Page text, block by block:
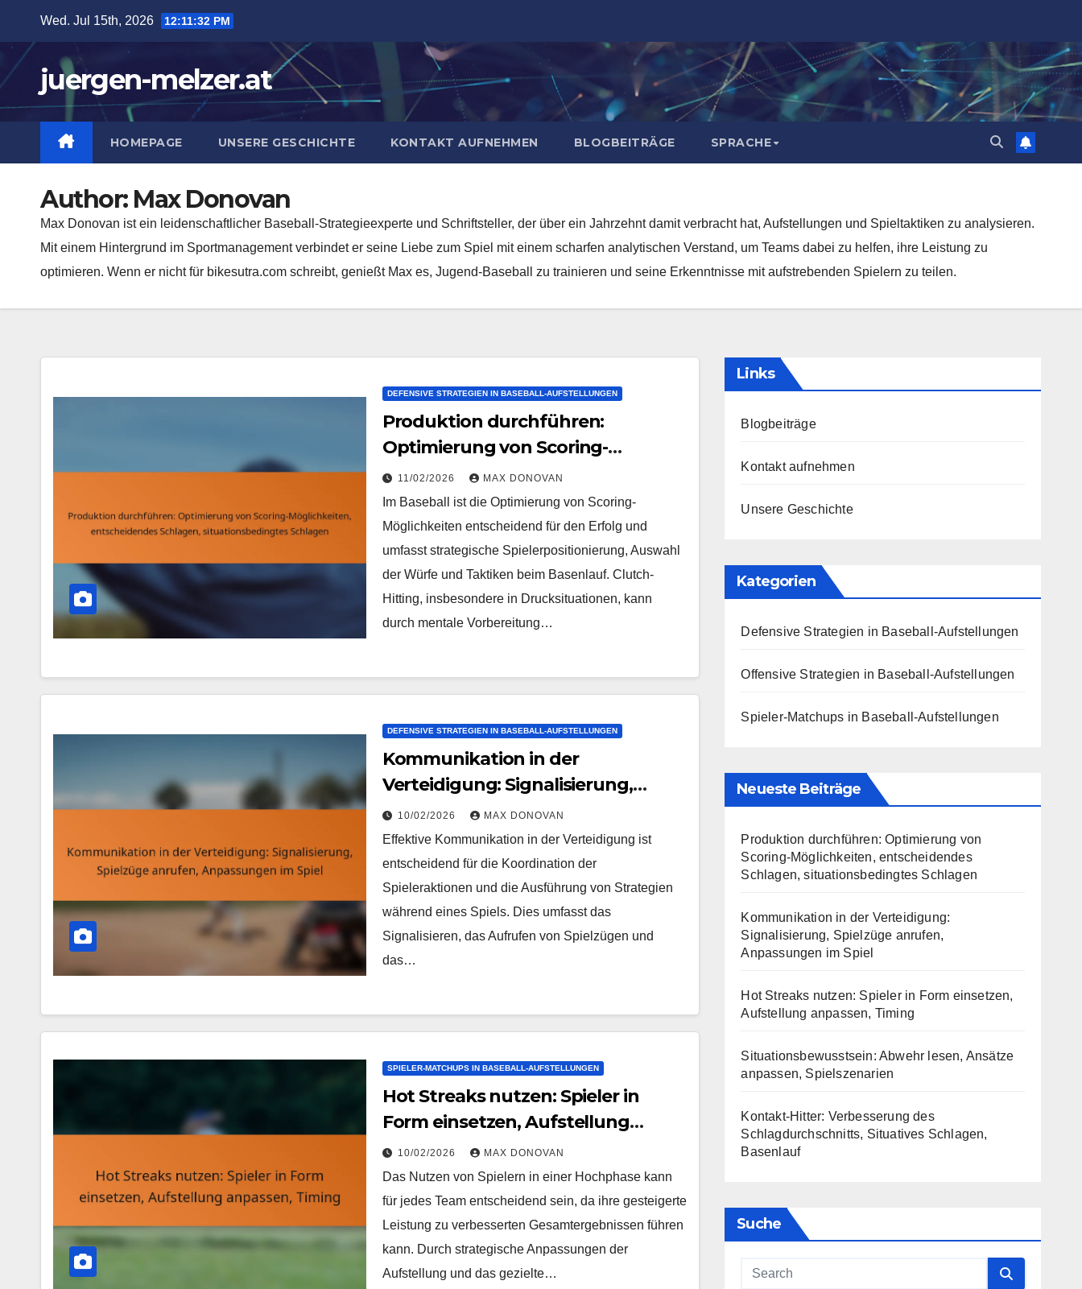
content
Wed. Jul 15th, 2026 12:11:33 PM
juergen-melzer.at
HOMEPAGE UNSERE GESCHICHTE KONTAKT AUFNEHMEN BLOGBEITRÄGE SPRACHE
Author: Max Donovan
Max Donovan ist ein leidenschaftlicher Baseball-Strategieexperte und Schriftsteller, der über ein Jahrzehnt damit verbracht hat, Aufstellungen und Spieltaktiken zu analysieren.
Mit einem Hintergrund im Sportmanagement verbindet er seine Liebe zum Spiel mit einem scharfen analytischen Verstand, um Teams dabei zu helfen, ihre Leistung zu
optimieren. Wenn er nicht für bikesutra.com schreibt, genießt Max es, Jugend-Baseball zu trainieren und seine Erkenntnisse mit aufstrebenden Spielern zu teilen.
DEFENSIVE STRATEGIEN IN BASEBALL-AUFSTELLUNGEN
Produktion durchführen:
Optimierung von Scoring-
Möglichkeiten, entscheidendes
Schlagen, situationsbedingtes
Schlagen
11/02/2026 MAX DONOVAN
Im Baseball ist die Optimierung von Scoring-
Möglichkeiten entscheidend für den Erfolg und
umfasst strategische Spielerpositionierung, Auswahl
der Würfe und Taktiken beim Basenlauf. Clutch-
Hitting, insbesondere in Drucksituationen, kann
durch mentale Vorbereitung…
DEFENSIVE STRATEGIEN IN BASEBALL-AUFSTELLUNGEN
Kommunikation in der
Verteidigung: Signalisierung,
Spielzüge anrufen, Anpassungen
im Spiel
10/02/2026 MAX DONOVAN
Effektive Kommunikation in der Verteidigung ist
entscheidend für die Koordination der
Spieleraktionen und die Ausführung von Strategien
während eines Spiels. Dies umfasst das
Signalisieren, das Aufrufen von Spielzügen und
das…
SPIELER-MATCHUPS IN BASEBALL-AUFSTELLUNGEN
Hot Streaks nutzen: Spieler in
Form einsetzen, Aufstellung
anpassen, Timing
10/02/2026 MAX DONOVAN
Das Nutzen von Spielern in einer Hochphase kann
für jedes Team entscheidend sein, da ihre gesteigerte
Leistung zu verbesserten Gesamtergebnissen führen
kann. Durch strategische Anpassungen der
Aufstellung und das gezielte…
Links
Blogbeiträge
Kontakt aufnehmen
Unsere Geschichte
Kategorien
Defensive Strategien in Baseball-Aufstellungen
Offensive Strategien in Baseball-Aufstellungen
Spieler-Matchups in Baseball-Aufstellungen
Neueste Beiträge
Produktion durchführen: Optimierung von
Scoring-Möglichkeiten, entscheidendes
Schlagen, situationsbedingtes Schlagen
Kommunikation in der Verteidigung:
Signalisierung, Spielzüge anrufen,
Anpassungen im Spiel
Hot Streaks nutzen: Spieler in Form einsetzen,
Aufstellung anpassen, Timing
Situationsbewusstsein: Abwehr lesen, Ansätze
anpassen, Spielszenarien
Kontakt-Hitter: Verbesserung des
Schlagdurchschnitts, Situatives Schlagen,
Basenlauf
Suche